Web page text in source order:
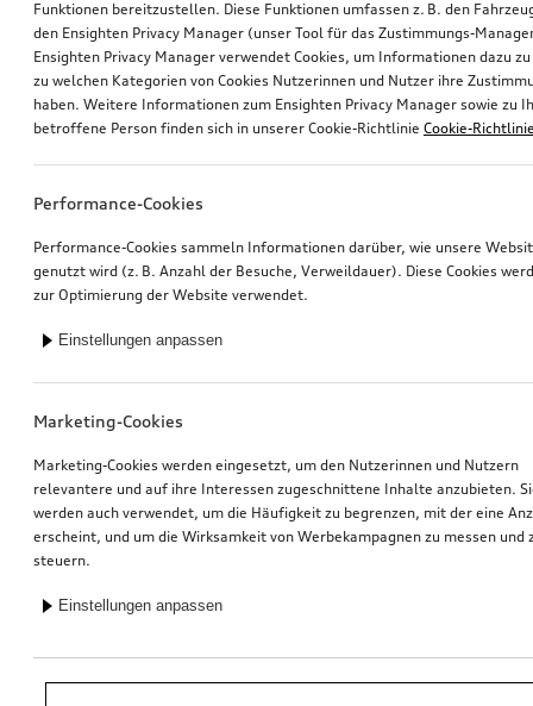
*Unverbindliche Preisempfehlung der Importeurin AMAG Import AG. Inkl.
gesetzlicher MwSt. Preise beim Audi Partner können abweichen; weitere
Funktionen bereitzustellen. Diese Funktionen umfassen z. B. den
den Ensighten Privacy Manager (unser Tool für das Zustimmungs-
Ensighten Privacy Manager verwendet Cookies, um Informationen dazu
zu welchen Kategorien von Cookies Nutzerinnen und Nutzer ihre
haben. Weitere Informationen zum Ensighten Privacy Manager sowie zu
betroffene Person finden sich in unserer Cookie-Richtlinie Cookie-
Performance-Cookies
Performance-Cookies sammeln Informationen darüber, wie unsere
genutzt wird (z. B. Anzahl der Besuche, Verweildauer). Diese Cookies
zur Optimierung der Website verwendet.
Einstellungen anpassen
Marketing-Cookies
Marketing-Cookies werden eingesetzt, um den Nutzerinnen und Nutzern
relevantere und auf ihre Interessen zugeschnittene Inhalte anzubieten.
werden auch verwendet, um die Häufigkeit zu begrenzen, mit der eine
erscheint, und um die Wirksamkeit von Werbekampagnen zu messen und
steuern.
Einstellungen anpassen